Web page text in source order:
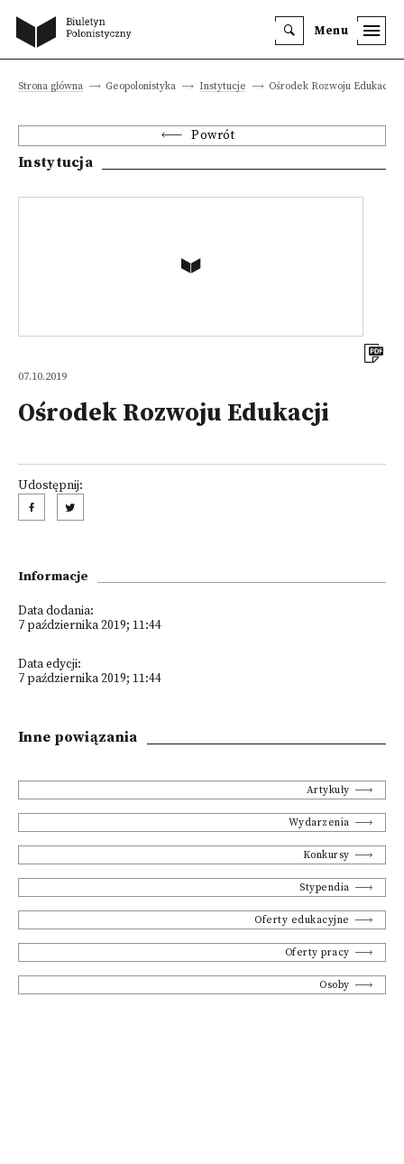
Menu
Strona główna Geopolonistyka Instytucje Ośrodek Rozwoju Edukacji
Powrót
Instytucja
07.10.2019
Ośrodek Rozwoju Edukacji
Udostępnij:
Informacje
Data dodania:
7 października 2019; 11:44
Data edycji:
7 października 2019; 11:44
Inne powiązania
Artykuły
Wydarzenia
Konkursy
Stypendia
Oferty edukacyjne
Oferty pracy
Osoby